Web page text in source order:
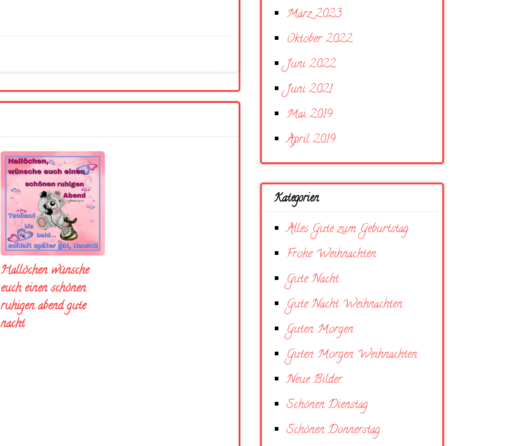
Hallöchen wünsche
euch einen schönen
ruhigen abend gute
nacht
März 2023
Oktober 2022
Juni 2022
Juni 2021
Mai 2019
April 2019
Kategorien
Alles Gute zum Geburtstag
Frohe Weihnachten
Gute Nacht
Gute Nacht Weihnachten
Guten Morgen
Guten Morgen Weihnachten
Neue Bilder
Schönen Dienstag
Schönen Donnerstag